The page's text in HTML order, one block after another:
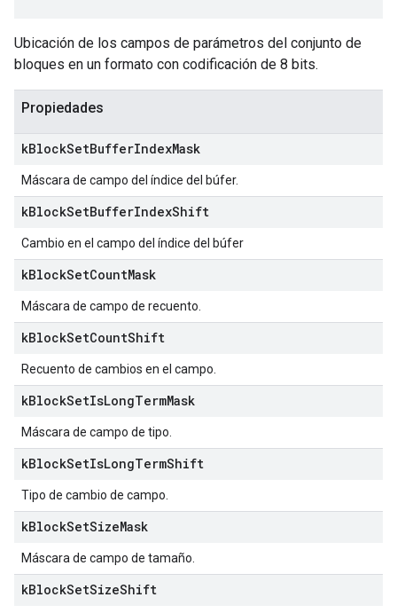
Ubicación de los campos de parámetros del conjunto de
bloques en un formato con codificación de 8 bits.
Propiedades
kBlockSetBufferIndexMask
Máscara de campo del índice del búfer.
kBlockSetBufferIndexShift
Cambio en el campo del índice del búfer
kBlockSetCountMask
Máscara de campo de recuento.
kBlockSetCountShift
Recuento de cambios en el campo.
kBlockSetIsLongTermMask
Máscara de campo de tipo.
kBlockSetIsLongTermShift
Tipo de cambio de campo.
kBlockSetSizeMask
Máscara de campo de tamaño.
kBlockSetSizeShift